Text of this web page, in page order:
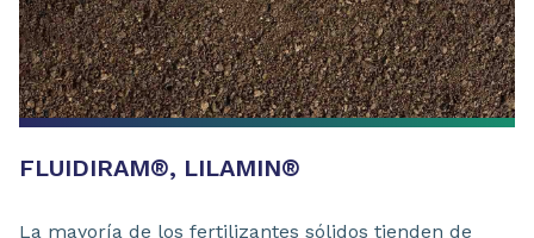
FLUIDIRAM®, LILAMIN®
La mayoría de los fertilizantes sólidos tienden de